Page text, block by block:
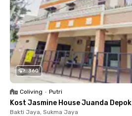
360
Coliving • Putri
Kost Jasmine House Juanda Depok
Bakti Jaya, Sukma Jaya